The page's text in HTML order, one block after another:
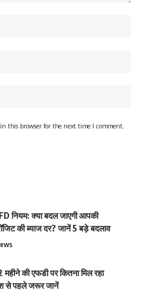
this browser for the next time I comment.
नियम: क्या बदल जाएगी आपकी
की ब्याज दर? जानें 5 बड़े बदलाव
महीने की एफडी पर कितना मिल रहा
से पहले जरूर जानें